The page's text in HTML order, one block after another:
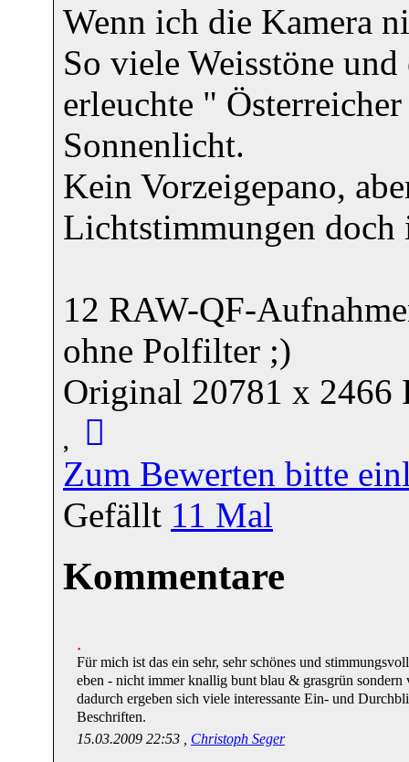
Wenn ich die Kamera
So viele Weisstöne
erleuchte "
Sonnenlicht.
Kein Vorzeigepano,
Lichtstimmungen doch
12 RAW-QF-
ohne Polfilter ;)
Original 20781 x 2466
Zum Bewerten bitte
Gefällt 11 Mal
Kommentare
Für mich ist das ein sehr, sehr schönes und
eben - nicht immer knallig bunt blau & grasgrün
dadurch ergeben sich viele interessante Ein- und
Beschriften.
15.03.2009 22:53 , Christoph Seger